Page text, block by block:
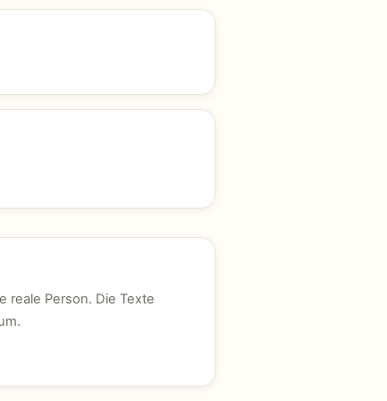
reale Person. Die Texte